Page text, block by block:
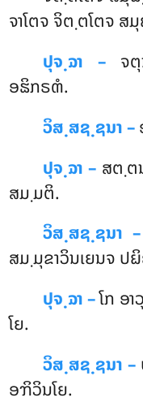
ຈາໂຕຈ ຈິຕ຺ຕໂຕຈ ສ
ປຸຈ຺ຉາ –ຈຕຸ
ອຘິກຣຓໍ.
ວິສ຺ສຊ຺ຊນາ –
ປຸຈ຺ຉາ – ສຕ຺ຕ
ສມ຺ມຕິ.
ວິສ຺ສຊ຺ຊນາ –
ສມ຺ມຸຂາວິນເຍນຈ
ປຸຈ຺ຉາ –ໂກ ອ
ໂຍ.
ວິສ຺ສຊ຺ຊນາ –
ອຠິວິນໂຍ.